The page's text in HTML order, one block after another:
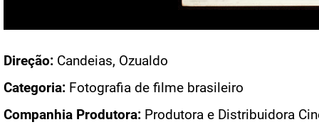
Direção: Candeias, Ozualdo
Categoria: Fotografia de filme brasileiro
Companhia Produtora: Produtora e Distribuidora